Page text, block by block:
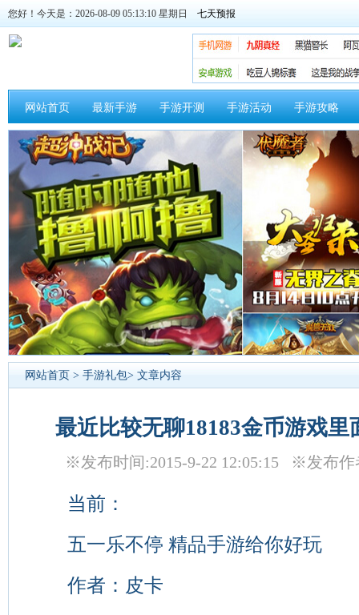
您好！今天是：2026-08-09 05:13:10 星期日
网站首页 最新手游 手游开测 手游活动 手游攻略
网站首页 > 手游礼包> 文章内容
最近比较无聊18183金币游戏里
※发布时间:2015-9-22 12:05:15 ※发布
当前：
五一乐不停 精品手游给你好玩
作者：皮卡